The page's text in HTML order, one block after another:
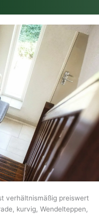
verhältnismäßig preiswert
kurvig, Wendelteppen,